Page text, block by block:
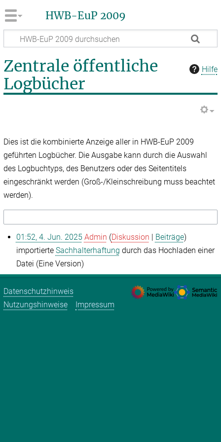
HWB-EuP 2009
Hilfe
Zentrale öffentliche
Logbücher
Dies ist die kombinierte Anzeige aller in HWB-EuP 2009
geführten Logbücher. Die Ausgabe kann durch die Auswahl
des Logbuchtyps, des Benutzers oder des Seitentitels
eingeschränkt werden (Groß-/Kleinschreibung muss beachtet
werden).
01:52, 4. Jun. 2025 Admin Diskussion
Beiträge
importierte Sachhalterhaftung durch das Hochladen einer
Datei (Eine Version)
Datenschutzhinweis
Nutzungshinweise
Impressum